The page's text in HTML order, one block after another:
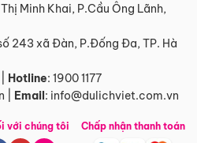
Minh Khai, P.Cầu Ông Lãnh,
243 xã Đàn, P.Đống Đa, TP. Hà
Hotline: 1900 1177
Email: info@dulichviet.com.vn
với chúng tôi Chấp nhận thanh toán